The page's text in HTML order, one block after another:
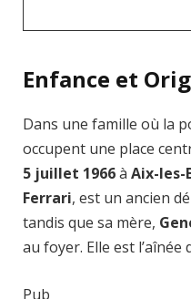
Enfance et
Dans une famille où la
occupent une place
5 juillet 1966à Aix-les-
Ferrari, est un ancien
tandis que sa mère,
au foyer. Elle est l’aînée
Pub